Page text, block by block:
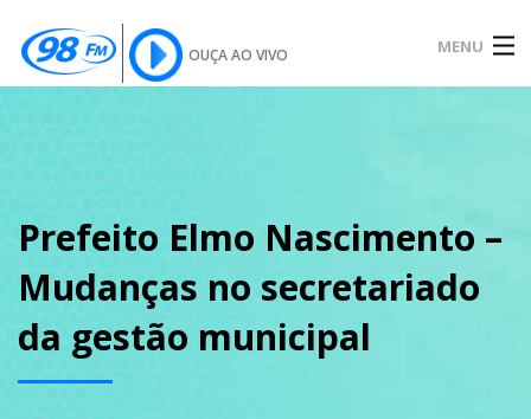
OUÇA AO VIVO MENU
SOBRE
Prefeito Elmo Nascimento –
Mudanças no secretariado
da gestão municipal